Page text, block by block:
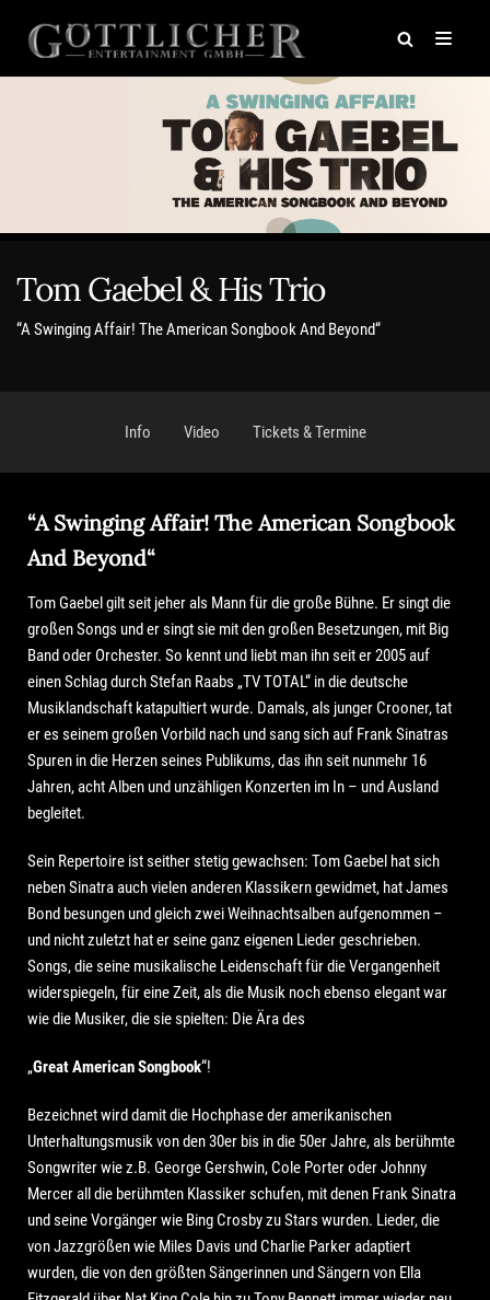
Zum
Tom Gaebel & His Trio
“A Swinging Affair! The American Songbook And Beyond“
Info Video Tickets & Termine
“A Swinging Affair! The American Songbook
And Beyond“
Tom Gaebel gilt seit jeher als Mann für die große Bühne. Er singt die
großen Songs und er singt sie mit den großen Besetzungen, mit Big
Band oder Orchester. So kennt und liebt man ihn seit er 2005 auf
einen Schlag durch Stefan Raabs „TV TOTAL“ in die deutsche
Musiklandschaft katapultiert wurde. Damals, als junger Crooner, tat
er es seinem großen Vorbild nach und sang sich auf Frank Sinatras
Spuren in die Herzen seines Publikums, das ihn seit nunmehr 16
Jahren, acht Alben und unzähligen Konzerten im In – und Ausland
begleitet.
Sein Repertoire ist seither stetig gewachsen: Tom Gaebel hat sich
neben Sinatra auch vielen anderen Klassikern gewidmet, hat James
Bond besungen und gleich zwei Weihnachtsalben aufgenommen –
und nicht zuletzt hat er seine ganz eigenen Lieder geschrieben.
Songs, die seine musikalische Leidenschaft für die Vergangenheit
widerspiegeln, für eine Zeit, als die Musik noch ebenso elegant war
wie die Musiker, die sie spielten: Die Ära des
„Great American Songbook“!
Bezeichnet wird damit die Hochphase der amerikanischen
Unterhaltungsmusik von den 30er bis in die 50er Jahre, als berühmte
Songwriter wie z.B. George Gershwin, Cole Porter oder Johnny
Mercer all die berühmten Klassiker schufen, mit denen Frank Sinatra
und seine Vorgänger wie Bing Crosby zu Stars wurden. Lieder, die
von Jazzgrößen wie Miles Davis und Charlie Parker adaptiert
wurden, die von den größten Sängerinnen und Sängern von Ella